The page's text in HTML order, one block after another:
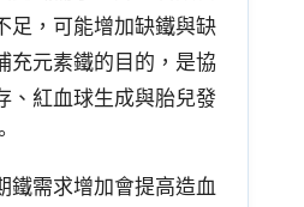
足，可能增加缺鐵與缺
充元素鐵的目的，是協
、紅血球生成與胎兒發
鐵需求增加會提高造血